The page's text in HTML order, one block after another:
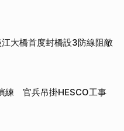
大橋首度封橋設3防線阻敵
練 官兵吊掛HESCO工事